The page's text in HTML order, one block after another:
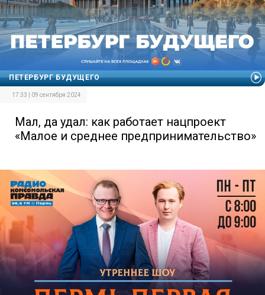
ПЕТЕРБУРГ БУДУЩЕГО
17:33 | 09 сентября 2024
Мал, да удал: как работает нацпроект
«Малое и среднее предпринимательство»